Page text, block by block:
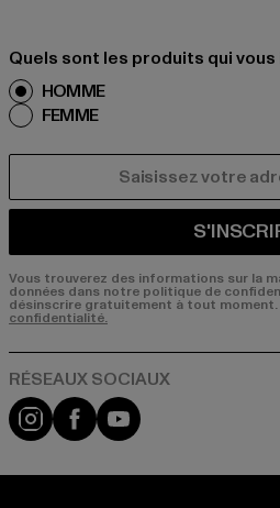
Quels sont les produits qui
HOMME
FEMME
Vous trouverez des informations sur la
données dans notre politique de
désinscrire gratuitement à tout moment.
confidentialité.
Visit our Instagram page:
Visit our Facebook
Visit our